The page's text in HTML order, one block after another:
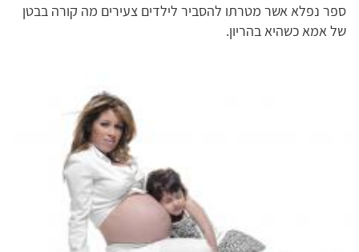
ספר נפלא אשר מטרתו להסביר לילדים צעירים מה קורה בבטן
של אמא כשהיא בהריון.